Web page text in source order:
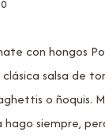
0
con hongos
salsa de
o ñoquis.
siempre,